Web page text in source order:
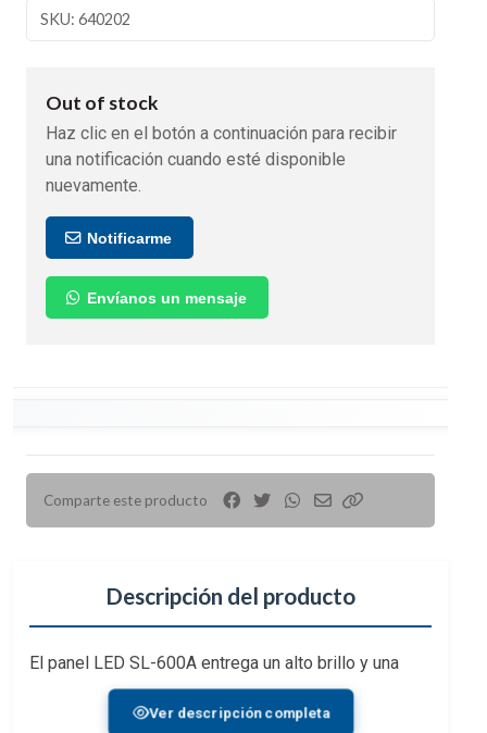
SKU: 640202
Out of stock
Haz clic en el botón a continuación para recibir
una notificación cuando esté disponible
nuevamente.
Notificarme
Envíanos un mensaje
Comparte este producto
Descripción del producto
El panel LED SL-600A entrega un alto brillo y una
fuente de luz estable para la iluminación de
películas, producción de vídeo y entrevista de
Ver descripción completa